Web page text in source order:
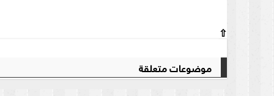
⇧
موضوعات متعلقة